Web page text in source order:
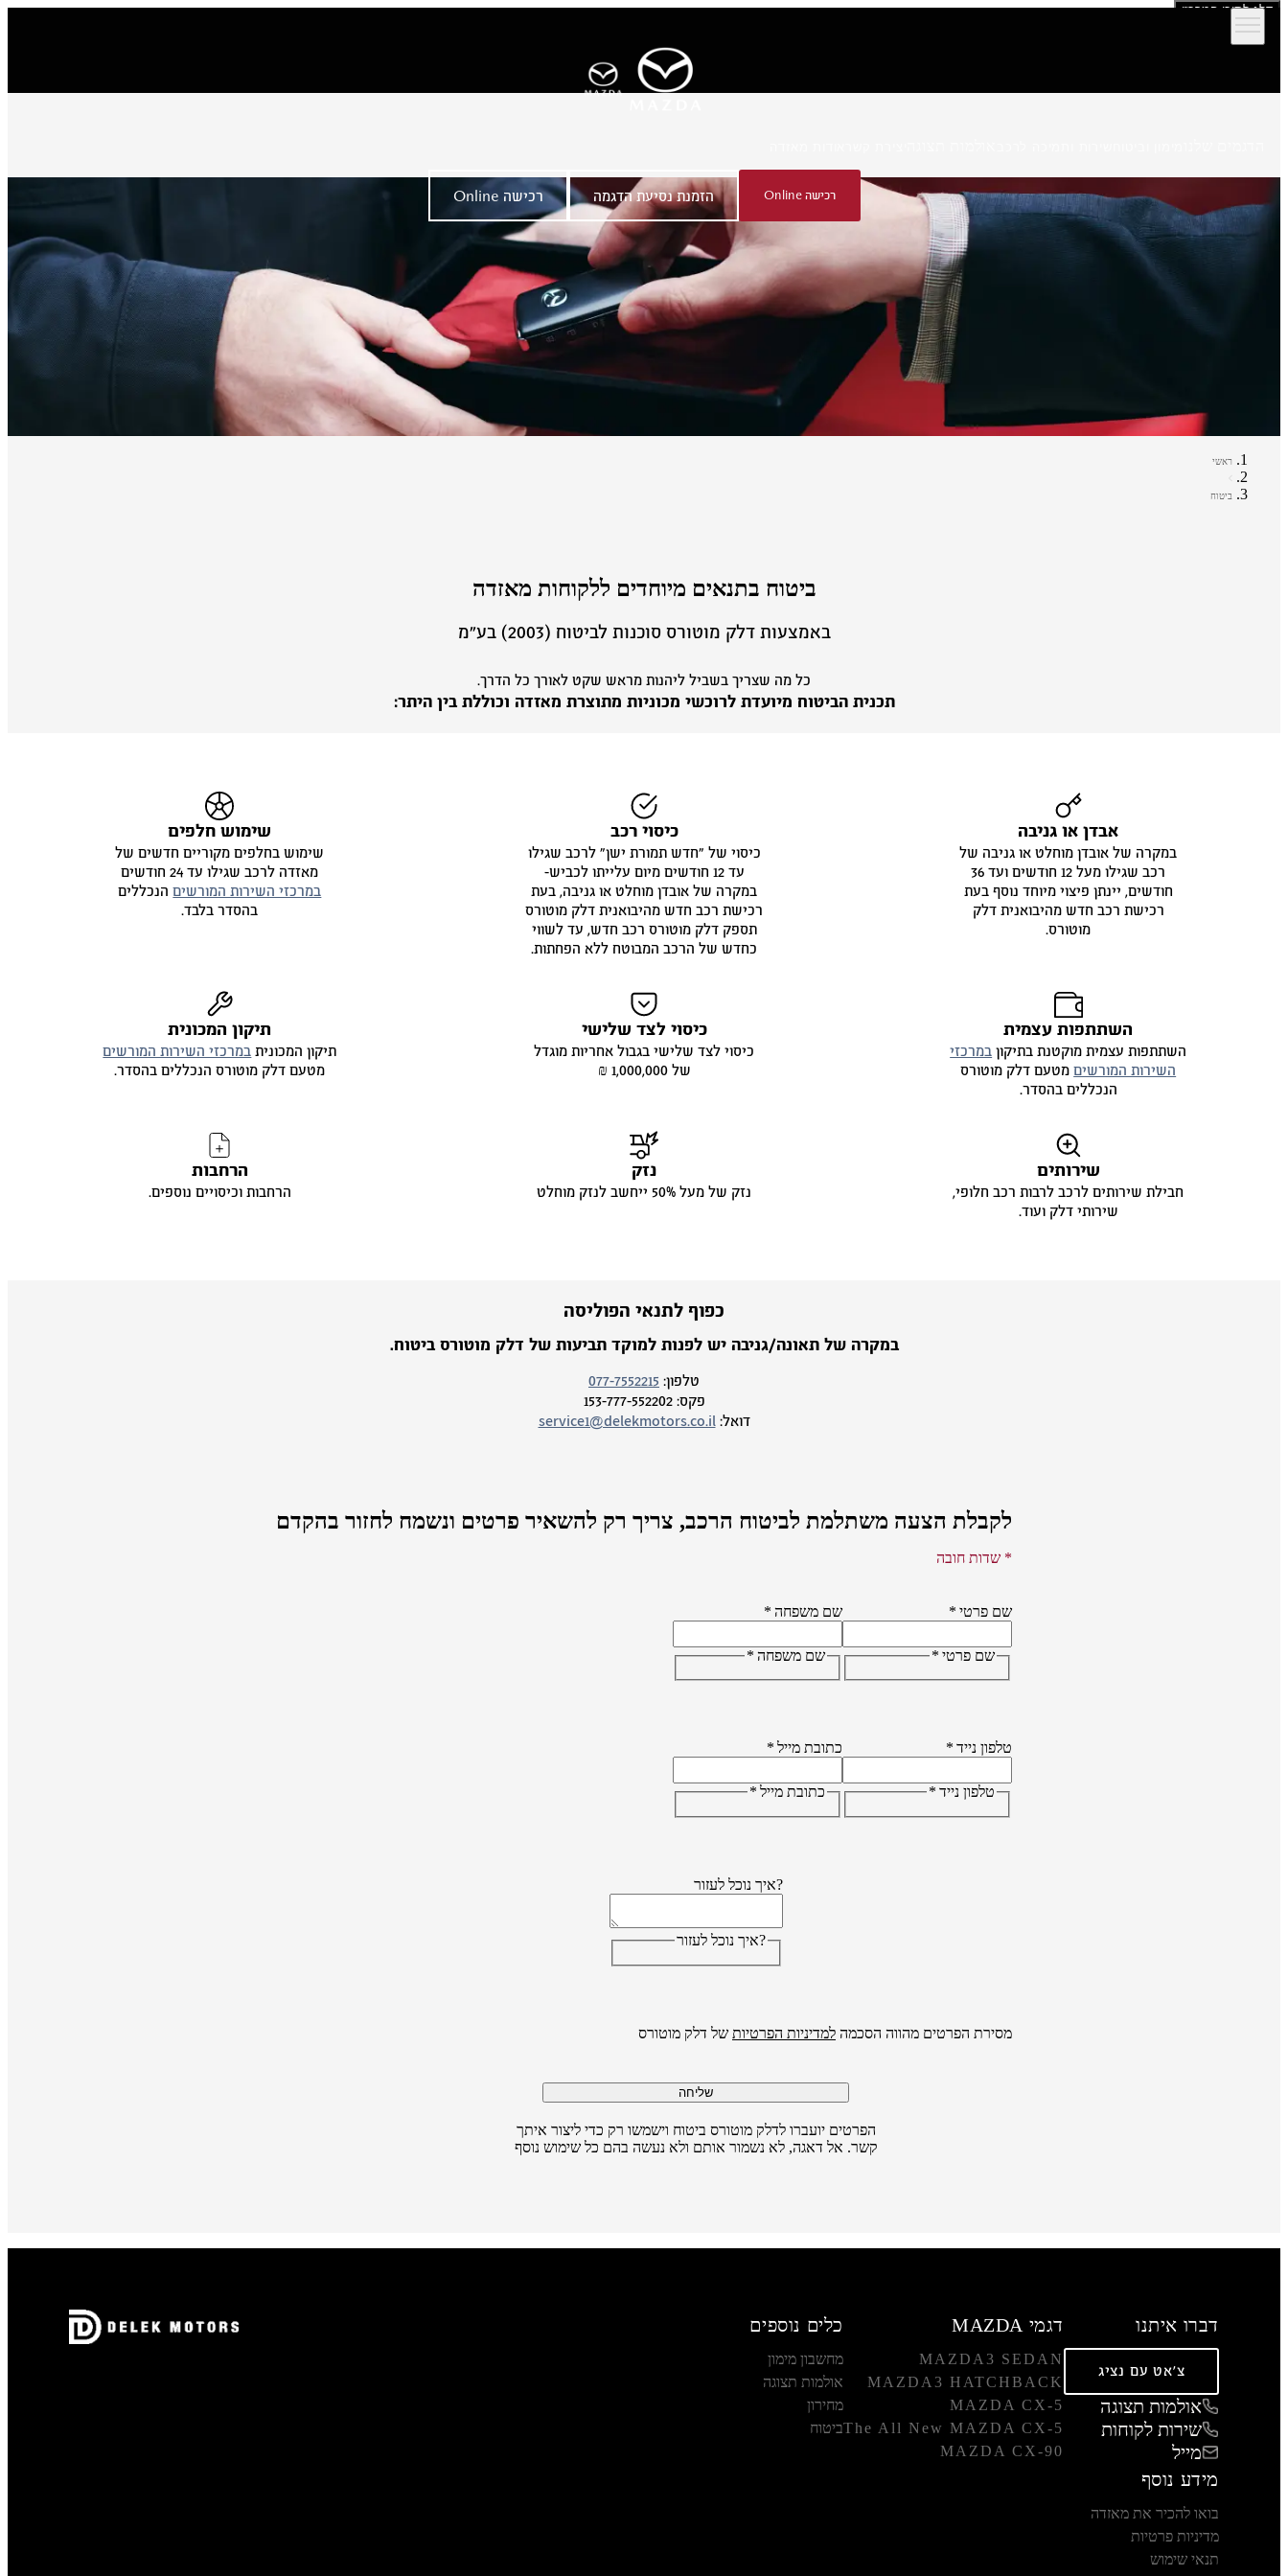
דלג לתוכן המרכזי
רכישה Online הזמנת נסיעת הדגמה רכישה Online
ראשי
ביטוח
ביטוח בתנאים מיוחדים ללקוחות מאזדה
באמצעות דלק מוטורס סוכנות לביטוח (2003) בע״מ
כל מה שצריך בשביל ליהנות מראש שקט לאורך כל הדרך.
תכנית הביטוח מיועדת לרוכשי מכוניות מתוצרת מאזדה וכוללת בין היתר:
אבדן או גניבה
במקרה של אובדן מוחלט או גניבה של
רכב שגילו מעל 12 חודשים ועד 36
חודשים, יינתן פיצוי מיוחד נוסף בעת
רכישת רכב חדש מהיבואנית דלק
מוטורס.
כיסוי רכב
כיסוי של ״חדש תמורת ישן״ לרכב שגילו
עד 12 חודשים מיום עלייתו לכביש-
במקרה של אובדן מוחלט או גניבה, בעת
רכישת רכב חדש מהיבואנית דלק מוטורס
תספק דלק מוטורס רכב חדש, עד לשווי
כחדש של הרכב המבוטח ללא הפחתות.
שימוש חלפים
שימוש בחלפים מקוריים חדשים של
מאזדה לרכב שגילו עד 24 חודשים
במרכזי השירות המורשיםהנכללים
בהסדר בלבד.
השתתפות עצמית
השתתפות עצמית מוקטנת בתיקוןבמרכזי
השירות המורשיםמטעם דלק מוטורס
הנכללים בהסדר.
כיסוי לצד שלישי
כיסוי לצד שלישי בגבול אחריות מוגדל
של 1,000,000 ₪
תיקון המכונית
תיקון המכוניתבמרכזי השירות המורשים
מטעם דלק מוטורס הנכללים בהסדר.
שירותים
חבילת שירותים לרכב לרבות רכב חלופי,
שירותי דלק ועוד.
נזק
נזק של מעל 50% ייחשב לנזק מוחלט
הרחבות
הרחבות וכיסויים נוספים.
כפוף לתנאי הפוליסה
במקרה של תאונה/גניבה יש לפנות למוקד תביעות של דלק מוטורס ביטוח.
טלפון: 077-7552215
פקס: 153-777-552202
דואל: service1@delekmotors.co.il
לקבלת הצעה משתלמת לביטוח הרכב, צריך רק להשאיר פרטים ונשמח לחזור בהקדם
* שדות חובה
שם פרטי *
שם פרטי *
שם משפחה *
שם משפחה *
טלפון נייד *
טלפון נייד *
כתובת מייל *
כתובת מייל *
?איך נוכל לעזור
?איך נוכל לעזור
מסירת הפרטים מהווה הסכמה למדיניות הפרטיות של דלק מוטורס
שליחה
הפרטים יועברו לדלק מוטורס ביטוח וישמשו רק כדי ליצור איתך
קשר. אל דאגה, לא נשמור אותם ולא נעשה בהם כל שימוש נוסף
דברו איתנו
צ'אט עם נציג
אולמות תצוגה
שירות לקוחות
מייל
דגמי MAZDA
MAZDA3 SEDAN
MAZDA3 HATCHBACK
MAZDA CX-5
The All New MAZDA CX-5
MAZDA CX-90
כלים נוספים
מחשבון מימון
אולמות תצוגה
מחירון
ביטוח
מידע נוסף
בואו להכיר את מאזדה
מדיניות פרטיות
תנאי שימוש